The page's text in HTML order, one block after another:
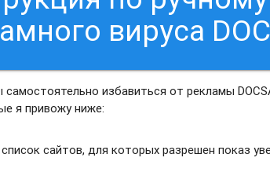
вируса
избавиться от рекламы
я привожу ниже:
сайтов, для которых разрешен показ